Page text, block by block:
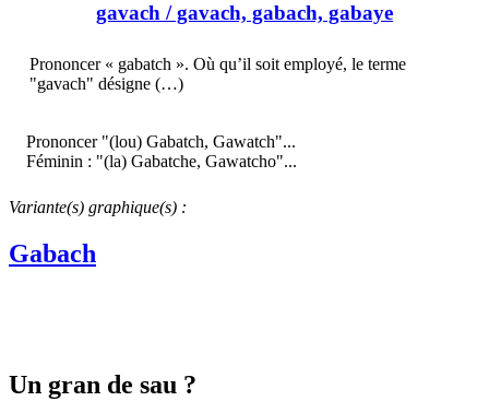
gavach / gavach, gabach, gabaye
Prononcer « gabatch ». Où qu’il soit employé, le terme
"gavach" désigne (…)
Prononcer "(lou) Gabatch, Gawatch"...
Féminin : "(la) Gabatche, Gawatcho"...
Variante(s) graphique(s) :
Gabach
Un gran de sau ?